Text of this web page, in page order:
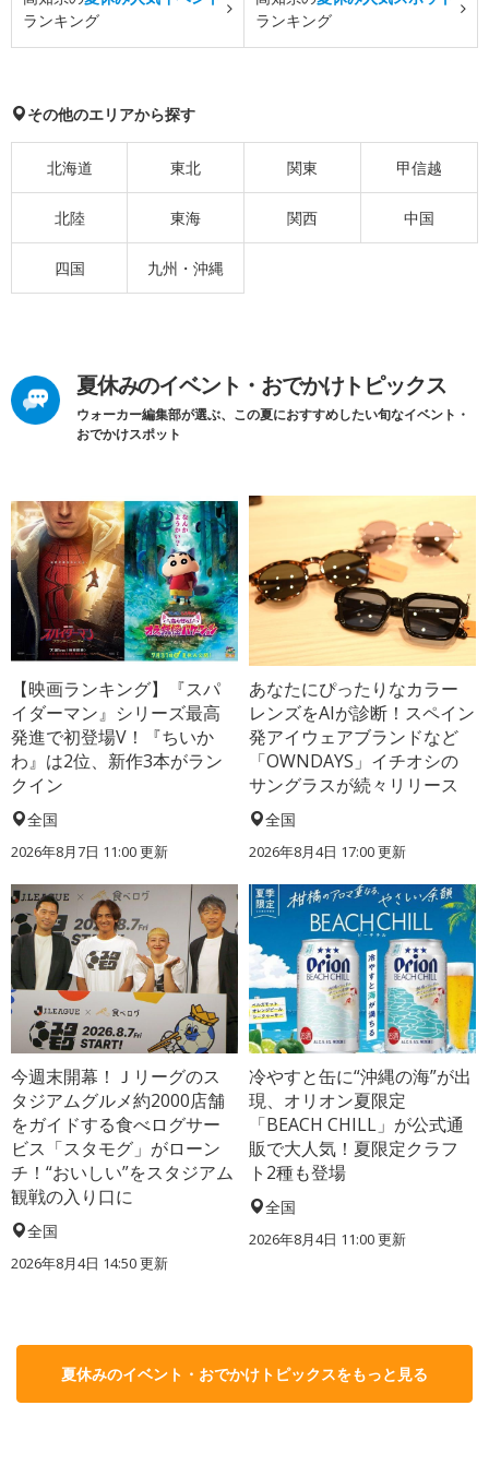
ランキング
ランキング
その他のエリアから探す
北海道 東北 関東 甲信越
北陸 東海 関西 中国
四国 九州・沖縄
夏休みのイベント・おでかけトピックス
ウォーカー編集部が選ぶ、この夏におすすめしたい旬なイベント・
おでかけスポット
【映画ランキング】『スパ
イダーマン』シリーズ最高
発進で初登場V！『ちいか
わ』は2位、新作3本がラン
クイン
全国
2026年8月7日 11:00更新
あなたにぴったりなカラー
レンズをAIが診断！スペイン
発アイウェアブランドなど
「OWNDAYS」イチオシの
サングラスが続々リリース
全国
2026年8月4日 17:00更新
今週末開幕！Ｊリーグのス
タジアムグルメ約2000店舗
をガイドする食べログサー
ビス「スタモグ」がローン
チ！“おいしい”をスタジアム
観戦の入り口に
全国
2026年8月4日 14:50更新
冷やすと缶に“沖縄の海”が出
現、オリオン夏限定
「BEACH CHILL」が公式通
販で大人気！夏限定クラフ
ト2種も登場
全国
2026年8月4日 11:00更新
夏休みのイベント・おでかけトピックスをもっと見る